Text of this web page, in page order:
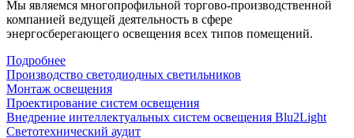
Мы являемся многопрофильной торгово-производственной
компанией ведущей деятельность в сфере
энергосберегающего освещения всех типов помещений.
Подробнее
Производство светодиодных светильников
Монтаж освещения
Проектирование систем освещения
Внедрение интеллектуальных систем освещения Blu2Light
Светотехнический аудит